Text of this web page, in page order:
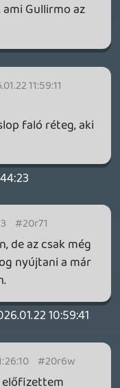
volt,
ha
akkor
ki.
egy
nagy
új